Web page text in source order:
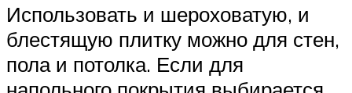
Использовать и шероховатую, и
блестящую плитку можно для стен,
пола и потолка. Если для